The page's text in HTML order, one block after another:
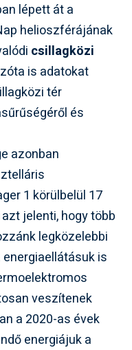
lépett át a
helioszférájának
csillagközi
is adatokat
tér
és
azonban
1 körülbelül 17
jelenti, hogy több
legközelebbi
is
veszítenek
a 2020-as évek
energiájuk a